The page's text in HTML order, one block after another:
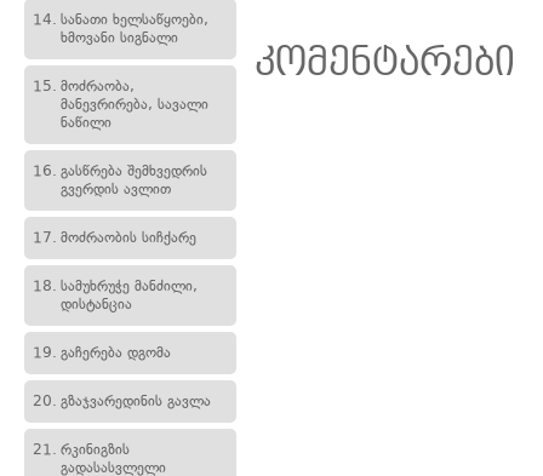
14. სანათი ხელსაწყოები,
ხმოვანი სიგნალი
15. მოძრაობა,
მანევრირება, სავალი
ნაწილი
16. გასწრება შემხვედრის
გვერდის ავლით
17. მოძრაობის სიჩქარე
18. სამუხრუჭე მანძილი,
დისტანცია
19. გაჩერება დგომა
20. გზაჯვარედინის გავლა
21. რკინიგზის
გადასასვლელი
კომენტარები